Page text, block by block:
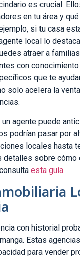
es crucial.
en tu área y
si tu casa
local lo
atraer a
con
que te
solo acelera la
agente puede
podrían pasar por
locales hasta
detalles sobre cómo
esta guía.
con historial
Estas
para vender